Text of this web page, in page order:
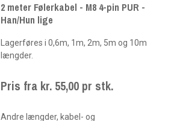
2 meter Følerkabel - M8 4-pin PUR -
Han/Hun lige
Lagerføres i 0,6m, 1m, 2m, 5m og 10m
længder.
Pris fra kr. 55,00 pr stk.
Andre længder, kabel- og